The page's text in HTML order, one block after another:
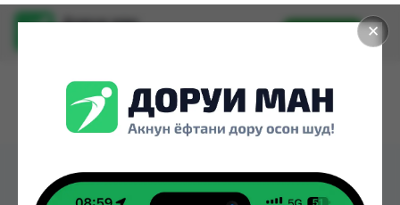
✕
Доруи ман
Установить